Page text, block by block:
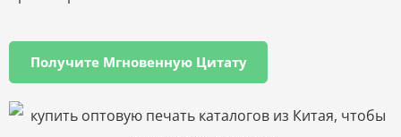
Получите Мгновенную Цитату